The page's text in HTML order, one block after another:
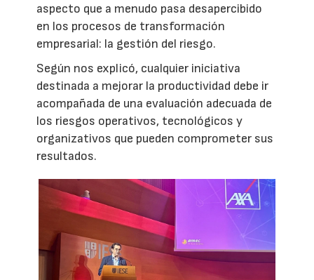
aspecto que a menudo pasa desapercibido
en los procesos de transformación
empresarial: la gestión del riesgo.
Según nos explicó, cualquier iniciativa
destinada a mejorar la productividad debe ir
acompañada de una evaluación adecuada de
los riesgos operativos, tecnológicos y
organizativos que pueden comprometer sus
resultados.